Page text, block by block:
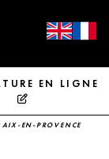
EN LIGNE
AIX-EN-PROVENCE